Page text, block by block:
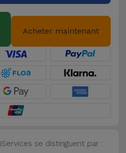
Acheter maintenant
iServices se distinguent par :